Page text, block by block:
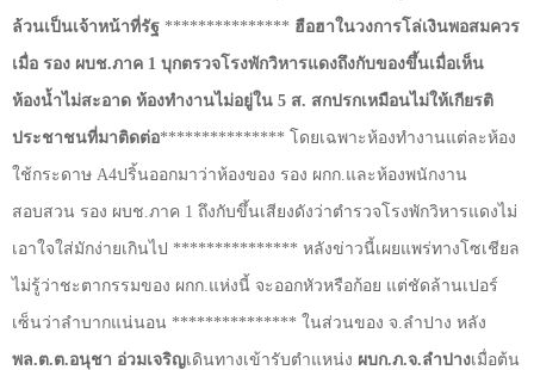
ล้วนเป็นเจ้าหน้าที่รัฐ *************** ฮือฮาในวงการโล่เงินพอสมควร
เมื่อ รอง ผบช.ภาค 1 บุกตรวจโรงพักวิหารแดงถึงกับของขึ้นเมื่อเห็น
ห้องน้ำไม่สะอาด ห้องทำงานไม่อยู่ใน 5 ส. สกปรกเหมือนไม่ให้เกียรติ
ประชาชนที่มาติดต่อ*************** โดยเฉพาะห้องทำงานแต่ละห้อง
ใช้กระดาษ A4ปริ้นออกมาว่าห้องของ รอง ผกก.และห้องพนักงาน
สอบสวน รอง ผบช.ภาค 1 ถึงกับขึ้นเสียงดังว่าตำรวจโรงพักวิหารแดงไม่
เอาใจใส่มักง่ายเกินไป *************** หลังข่าวนี้เผยแพร่ทางโซเชียล
ไม่รู้ว่าชะตากรรมของ ผกก.แห่งนี้ จะออกหัวหรือก้อย แต่ชัดล้านเปอร์
เซ็นว่าลำบากแน่นอน *************** ในส่วนของ จ.ลำปาง หลัง
พล.ต.ต.อนุชา อ่วมเจริญเดินทางเข้ารับตำแหน่ง ผบก.ภ.จ.ลำปางเมื่อต้น